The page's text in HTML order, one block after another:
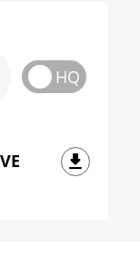
HQ